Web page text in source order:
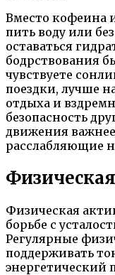
Вместо кофеина
пить воду или
оставаться
бодрствования
чувствуете
поездки, лучше
отдыха и
безопасность
движения
расслабляющие
Физическая
борьбе с
Регулярные
поддерживать
энергетический